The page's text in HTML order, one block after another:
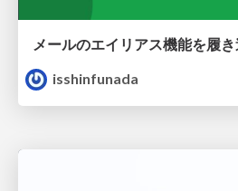
メールのエイリアス機能を履
isshinfunada